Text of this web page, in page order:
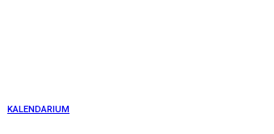
KALENDARIUM